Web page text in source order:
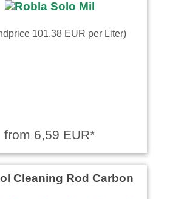
101,38 EUR per Liter)
from 6,59 EUR*
Cleaning Rod Carbon